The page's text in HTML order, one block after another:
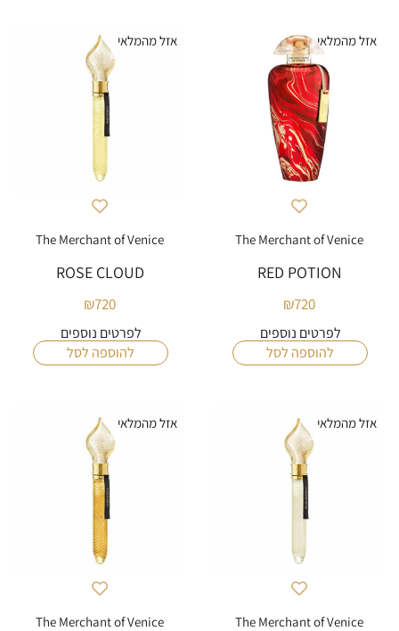
אזל מהמלאי
The Merchant of Venice
RED POTION
₪720
לפרטים נוספים
להוספה לסל
אזל מהמלאי
The Merchant of Venice
ROSE CLOUD
₪720
לפרטים נוספים
להוספה לסל
אזל מהמלאי
The Merchant of Venice
אזל מהמלאי
The Merchant of Venice